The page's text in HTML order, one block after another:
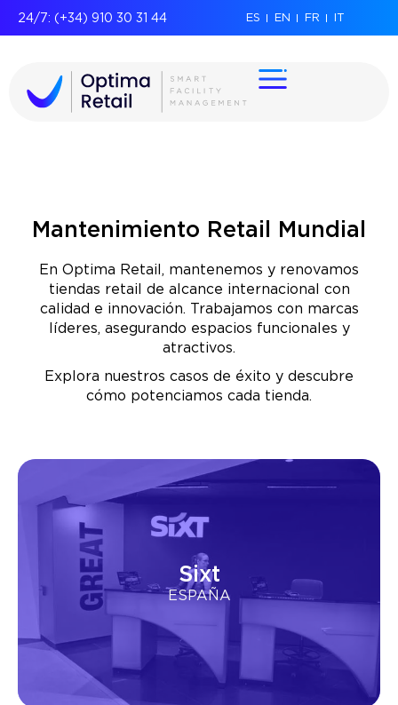
ES EN FR IT
24/7: (+34) 910 30 31 44
Mantenimiento Retail Mundial
En Optima Retail, mantenemos y renovamos
tiendas retail de alcance internacional con
calidad e innovación. Trabajamos con marcas
líderes, asegurando espacios funcionales y
atractivos.
Explora nuestros casos de éxito y descubre
cómo potenciamos cada tienda.
Sixt
ESPAÑA